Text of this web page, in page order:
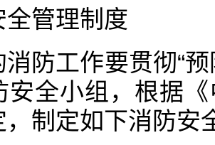
全管理制度
消防工作要贯彻“
安全小组，根据
，制定如下消防安